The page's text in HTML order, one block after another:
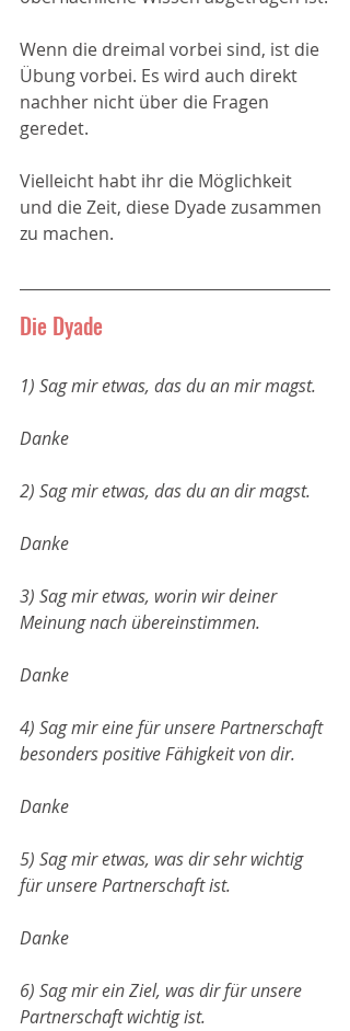
Wenn die dreimal vorbei sind, ist die
Übung vorbei. Es wird auch direkt
nachher nicht über die Fragen
geredet.
Vielleicht habt ihr die Möglichkeit
und die Zeit, diese Dyade zusammen
zu machen.
Die Dyade
1) Sag mir etwas, das du an mir magst.
Danke
2) Sag mir etwas, das du an dir magst.
Danke
3) Sag mir etwas, worin wir deiner
Meinung nach übereinstimmen.
Danke
4) Sag mir eine für unsere Partnerschaft
besonders positive Fähigkeit von dir.
Danke
5) Sag mir etwas, was dir sehr wichtig
für unsere Partnerschaft ist.
Danke
6) Sag mir ein Ziel, was dir für unsere
Partnerschaft wichtig ist.